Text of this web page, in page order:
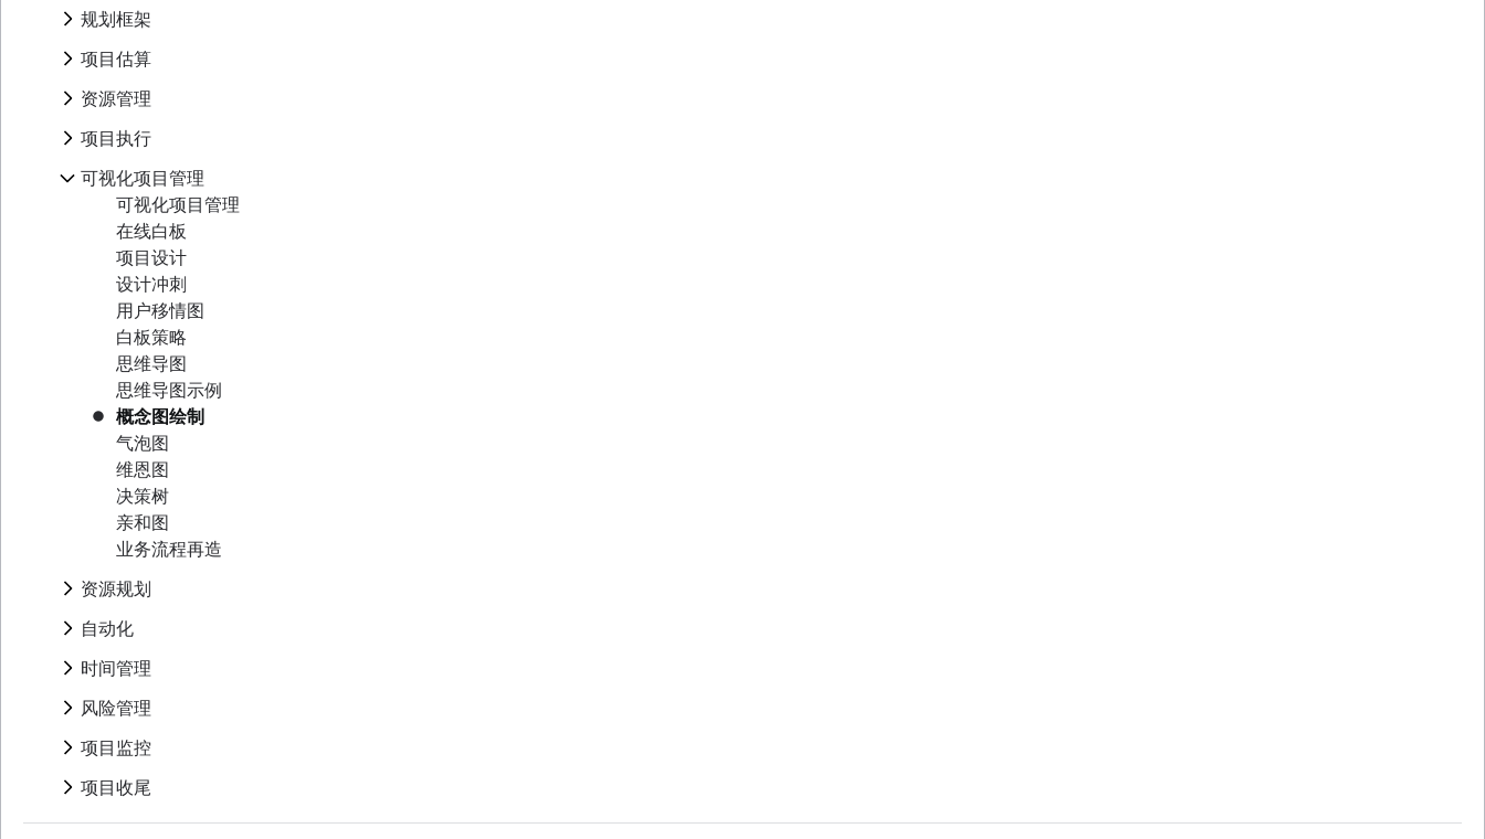
利益相关者分析图：定义、优势和示例
项目范围
三重制约因素
业务案例
概念验证
提案大纲
项目章程与项目海报
项目目标示例
成本效益分析
商业模式画布
了解感知图
Goal management software
项目发起人
项目负责人
项目团队
RACI 图表
团队章程
实施计划
组织结构图
行动计划
项目协调
运营规划
KPI
营销计划
项目组合管理
可行性研究
Project calendar
概述
示例
年度规划
季度规划
企业规划
如何规划任务优先级
生态系统梳理
目标一致
活动营销
品牌发布
品牌焕新指南：核心要素与关键步骤
Business objectives
使命声明
规划框架
框架
SWOT 分析
PESTLE 分析
愿景面板
根本原因分析
PDCA 周期
艾森豪威尔矩阵
BCG 矩阵
项目治理
项目估算
项目估算
时间线
里程碑图表
关键路径法
滞后期如何影响项目管理
什么是综合总时间表？
项目预算
资源管理
概述
概述
产能规划
资源分解结构
资源调度
跟踪
项目采购规划
企业资源管理
项目成本管理
项目执行
概述
使用模板更快地完成正确的工作
项目跟踪
范围蔓延
RACI 图表
决策流程
管理多个项目
可视化项目管理
可视化项目管理
在线白板
项目设计
设计冲刺
用户移情图
白板策略
思维导图
思维导图示例
概念图绘制
气泡图
维恩图
决策树
亲和图
业务流程再造
资源规划
迭代流程
流程图绘制
操作流程图
流程文档
上下文切换
泳道图
流程图
优化审批流程
架构图：定义、类型和最佳实践
自动化
借助自动化，全面提升 Confluence 工作流的效率
业务流程自动化
流程自动化
如何实现任务自动化
人工智能任务管理
时间管理
时间管理
时间管理工具
PERT 图表
风险管理
项目风险管理
风险缓解
风险管理
项目监控
仪表板报告
提前期
时间跟踪
项目收尾